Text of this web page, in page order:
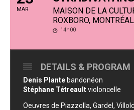
MAR
MAISON DE LA
ROXBORO,
14h00
DETAILS & PROGRAM
Denis Plante bandonéon
Stéphane Tétreaultvioloncelle
Oeuvres de Piazzolla, Gardel,